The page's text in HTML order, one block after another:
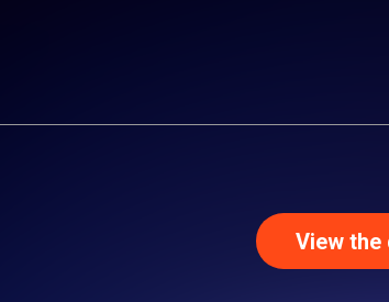
View the